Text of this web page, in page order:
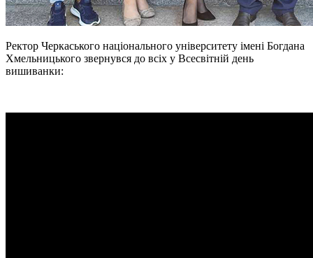
Ректор Черкаського національного університету імені Богдана
Хмельницького звернувся до всіх у Всесвітній день
вишиванки: